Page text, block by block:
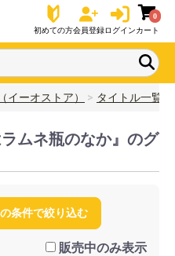
初めての方会員登録ログイン
0
カート
ーオストア） タイトル一覧
ムネ瓶のなか』のグ
条件で絞り込む
販売中のみ表示